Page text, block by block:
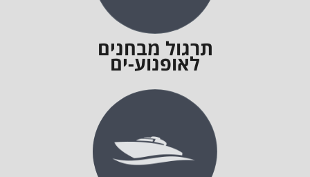
תרגול מבחנים
לאופנוע-ים